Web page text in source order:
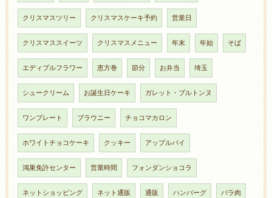
クリスマスツリー クリスマスケーキ予約 営業日
クリスマススイーツ クリスマスメニュー 年末 年始 そば
エディブルフラワー 恵方巻 節分 お弁当 埼玉
シュークリーム お誕生日ケーキ ガレット・ブルトンヌ
ワンプレート ブラウニー チョコマカロン
ホワイトチョコケーキ クッキー アップルパイ
鴻巣免許センター 営業時間 フォンダンショコラ
ネットショッピング ネット通販 通販 ハンバーグ バラ肉